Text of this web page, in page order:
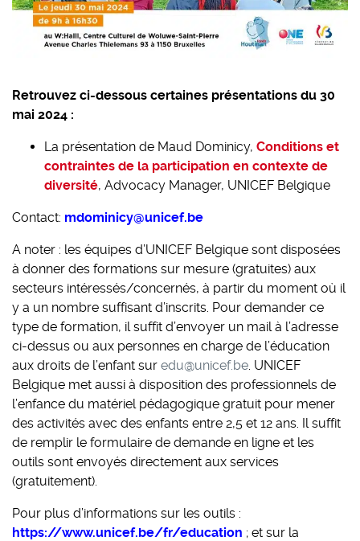
Retrouvez ci-dessous certaines présentations du 30
mai 2024 :
La présentation de Maud Dominicy, Conditions et
contraintes de la participation en contexte de
diversité, Advocacy Manager, UNICEF Belgique
Contact: mdominicy@unicef.be
A noter : les équipes d’UNICEF Belgique sont disposées
à donner des formations sur mesure (gratuites) aux
secteurs intéressés/concernés, à partir du moment où il
y a un nombre suffisant d’inscrits. Pour demander ce
type de formation, il suffit d’envoyer un mail à l’adresse
ci-dessus ou aux personnes en charge de l’éducation
aux droits de l’enfant sur edu@unicef.be. UNICEF
Belgique met aussi à disposition des professionnels de
l’enfance du matériel pédagogique gratuit pour mener
des activités avec des enfants entre 2,5 et 12 ans. Il suffit
de remplir le formulaire de demande en ligne et les
outils sont envoyés directement aux services
(gratuitement).
Pour plus d’informations sur les outils :
https://www.unicef.be/fr/education ; et sur la